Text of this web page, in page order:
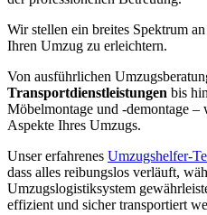
Wir stellen ein breites Spektrum
Ihren Umzug zu erleichtern.
Von ausführlichen
Transportdienstleistungen bis
Möbelmontage und -demontage
Aspekte Ihres Umzugs.
Unser erfahrenes Umzugshelfer-
dass alles reibungslos verläuft,
Umzugslogistiksystem
effizient und sicher transportiert